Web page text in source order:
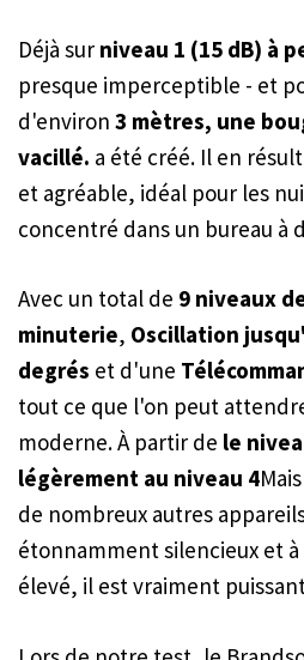
Déjà sur niveau 1 (15 dB) à
presque imperceptible - et
d'environ 3 mètres, une
vacillé. a été créé. Il en
et agréable, idéal pour les
concentré dans un bureau à
Avec un total de 9 niveaux
minuterie, Oscillation
degrés et d'une
tout ce que l'on peut
moderne. À partir de le
légèrement au niveau 4
de nombreux autres
étonnamment silencieux et
élevé, il est vraiment